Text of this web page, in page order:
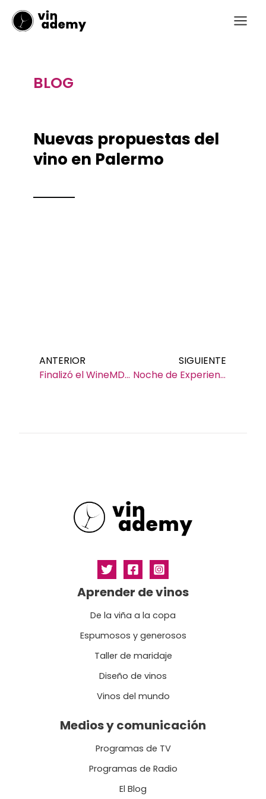
contenido
BLOG
Nuevas propuestas del
vino en Palermo
AntANTERIOR
Finalizó el WineMDQ Malbec Tasting 2014
SIGUIENTE
Noche de Experiencias de Vinos
Aprender de vinos
De la viña a la copa
Espumosos y generosos
Taller de maridaje
Diseño de vinos
Vinos del mundo
Medios y comunicación
Programas de TV
Programas de Radio
El Blog